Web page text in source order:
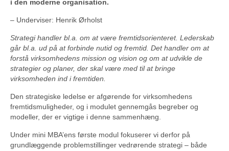
i den moderne organisation.
– Underviser: Henrik Ørholst
Strategi handler bl.a. om at være fremtidsorienteret. Lederskab
går bl.a. ud på at forbinde nutid og fremtid. Det handler om at
forstå virksomhedens mission og vision og om at udvikle de
strategier og planer, der skal være med til at bringe
virksomheden ind i fremtiden.
Den strategiske ledelse er afgørende for virksomhedens
fremtidsmuligheder, og i modulet gennemgås begreber og
modeller, der er vigtige i denne sammenhæng.
Under mini MBA’ens første modul fokuserer vi derfor på
grundlæggende problemstillinger vedrørende strategi – både